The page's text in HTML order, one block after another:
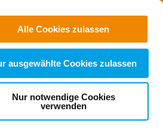
Alle Cookies zulassen
ausgewählte Cookies zulassen
Nur notwendige Cookies
verwenden
Suchen
Freie